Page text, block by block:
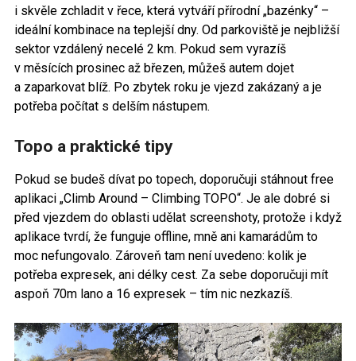
i skvěle zchladit v řece, která vytváří přírodní „bazénky“ –
ideální kombinace na teplejší dny. Od parkoviště je nejbližší
sektor vzdálený necelé 2 km. Pokud sem vyrazíš
v měsících prosinec až březen, můžeš autem dojet
a zaparkovat blíž. Po zbytek roku je vjezd zakázaný a je
potřeba počítat s delším nástupem.
Topo a praktické tipy
Pokud se budeš dívat po topech, doporučuji stáhnout free
aplikaci „Climb Around – Climbing TOPO“. Je ale dobré si
před vjezdem do oblasti udělat screenshoty, protože i když
aplikace tvrdí, že funguje offline, mně ani kamarádům to
moc nefungovalo. Zároveň tam není uvedeno: kolik je
potřeba expresek, ani délky cest. Za sebe doporučuji mít
aspoň 70m lano a 16 expresek – tím nic nezkazíš.